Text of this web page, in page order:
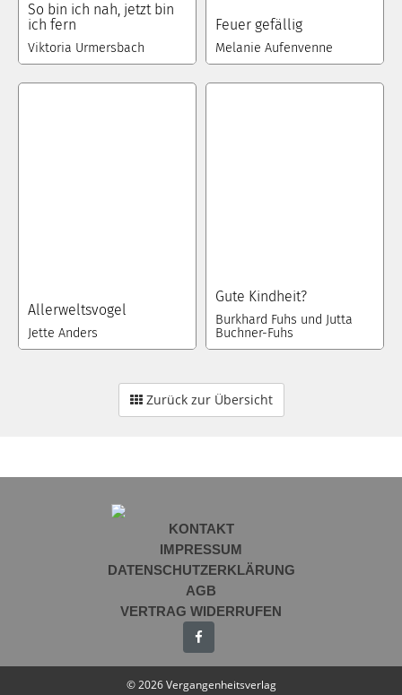
So bin ich nah, jetzt bin
ich fern
Viktoria Urmersbach
Feuer gefällig
Melanie Aufenvenne
Allerweltsvogel
Jette Anders
Gute Kindheit?
Burkhard Fuhs und Jutta
Buchner-Fuhs
Zurück zur Übersicht
KONTAKT
IMPRESSUM
DATENSCHUTZERKLÄRUNG
AGB
VERTRAG WIDERRUFEN
© 2026 Vergangenheitsverlag